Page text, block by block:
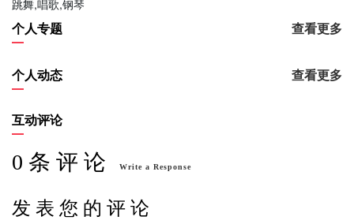
跳舞,唱歌,钢琴
个人专题 查看更多
个人动态 查看更多
互动评论
0 条 评 论 Write a Response
发 表 您 的 评 论